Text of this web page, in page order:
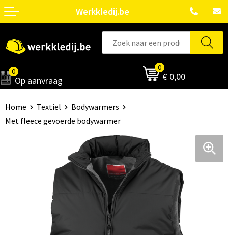
Werkkledij.be
0
Op aanvraag
0
€ 0,00
Home Textiel
Bodywarmers
Met fleece gevoerde bodywarmer